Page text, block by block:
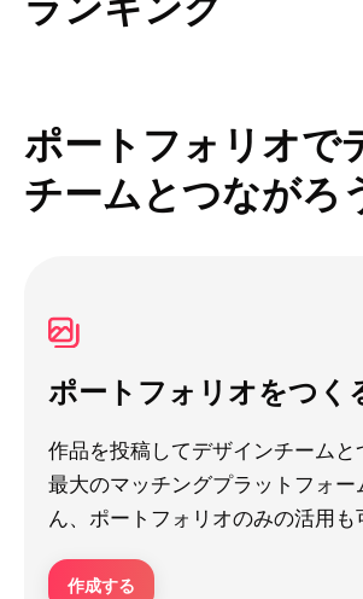
ポートフォリオで
チームとつながろ
ポートフォリオをつく
作品を投稿してデザインチームと
最大のマッチングプラットフォー
ん、ポートフォリオのみの活用も
作成する